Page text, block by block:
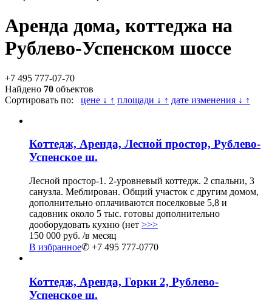
Аренда дома, коттеджа на
Рублево-Успенском шоссе
+7 495 777-07-70
Найдено 70 объектов
Сортировать по: цене ↓ ↑ площади ↓ ↑ дате изменения ↓ ↑
Коттедж, Аренда, Лесной простор, Рублево-
Успенское ш.
Лесной простор-1. 2-уровневый коттедж. 2 спальни, 3
санузла. Меблирован. Общий участок с другим домом,
дополнительно оплачиваются поселковые 5,8 и
садовник около 5 тыс. готовы дополнительно
дооборудовать кухню (нет >>>
150 000 руб. /в месяц
В избранное✆ +7 495 777-0770
Коттедж, Аренда, Горки 2, Рублево-
Успенское ш.